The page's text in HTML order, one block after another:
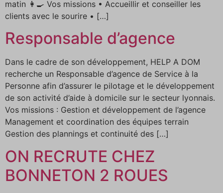
matin 👩‍🍳 Vos missions • Accueillir et conseiller les
clients avec le sourire • […]
Responsable d’agence
Dans le cadre de son développement, HELP A DOM
recherche un Responsable d’agence de Service à la
Personne afin d’assurer le pilotage et le développement
de son activité d’aide à domicile sur le secteur lyonnais.
Vos missions : Gestion et développement de l’agence
Management et coordination des équipes terrain
Gestion des plannings et continuité des […]
ON RECRUTE CHEZ
BONNETON 2 ROUES